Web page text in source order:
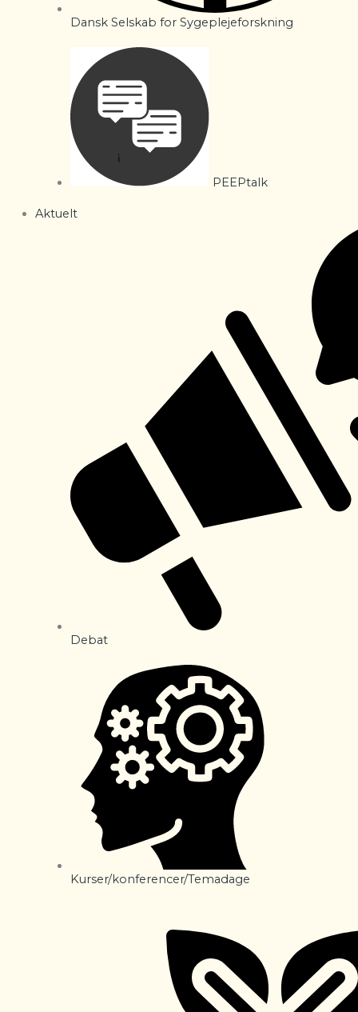
Dansk Selskab for Sygeplejeforskning
PEEPtalk
Aktuelt
Debat
Kurser/konferencer/Temadage